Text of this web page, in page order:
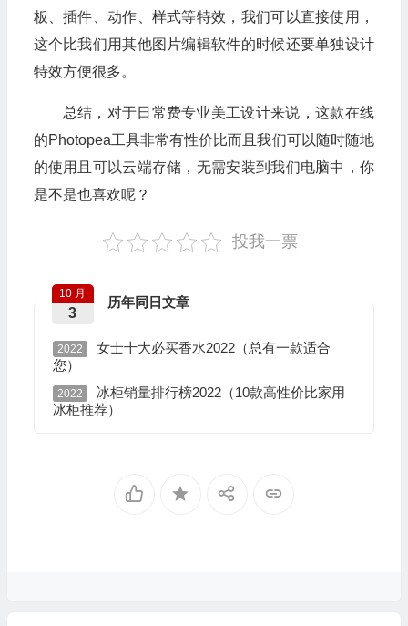
板、插件、动作、样式等特效，我们可以直接使用，
这个比我们用其他图片编辑软件的时候还要单独设计
特效方便很多。
总结，对于日常费专业美工设计来说，这款在线
的Photopea工具非常有性价比而且我们可以随时随地
的使用且可以云端存储，无需安装到我们电脑中，你
是不是也喜欢呢？
投我一票
历年同日文章
10 月
3
2022
女士十大必买香水2022（总有一款适合
您）
2022
冰柜销量排行榜2022（10款高性价比家用
冰柜推荐）